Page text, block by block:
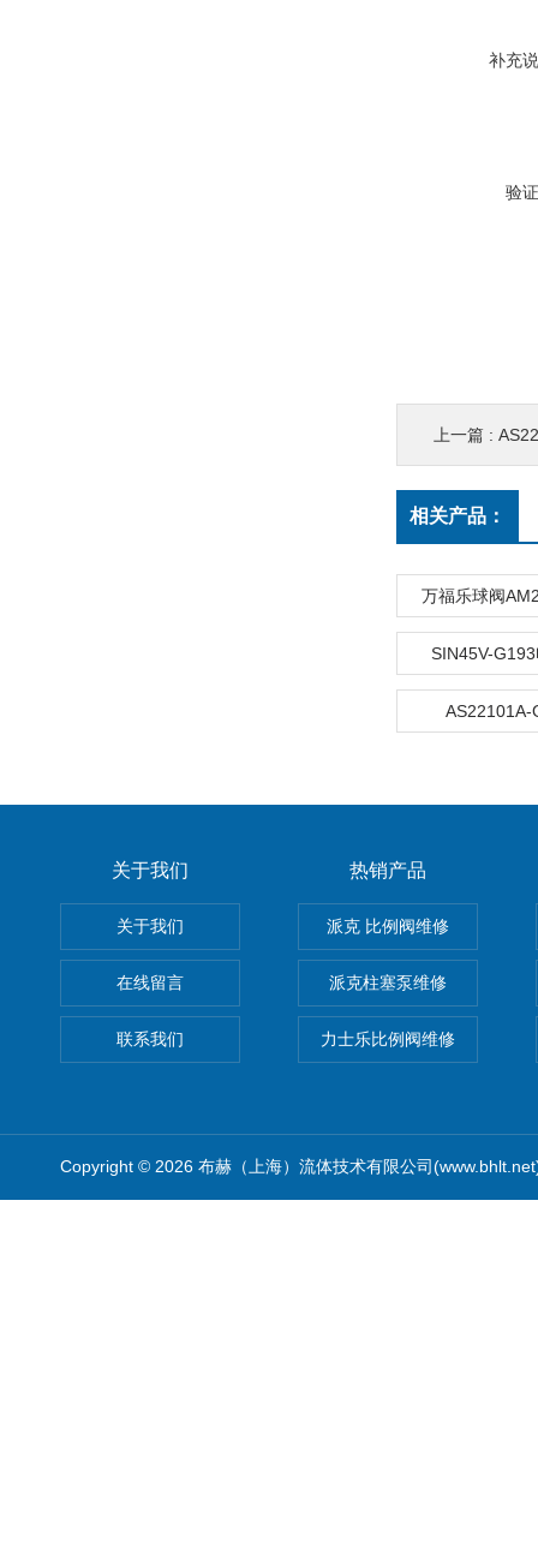
补充
验
上一篇 :
相关产品：
万福乐球阀
SIN45V-
AS22101A-
关于我们
关于我们
在线留言
联系我们
热销产品
派克 比例阀维修
派克柱塞泵维修
力士乐比例阀维修
Copyright © 2026 布赫（上海）流体技术有限公司